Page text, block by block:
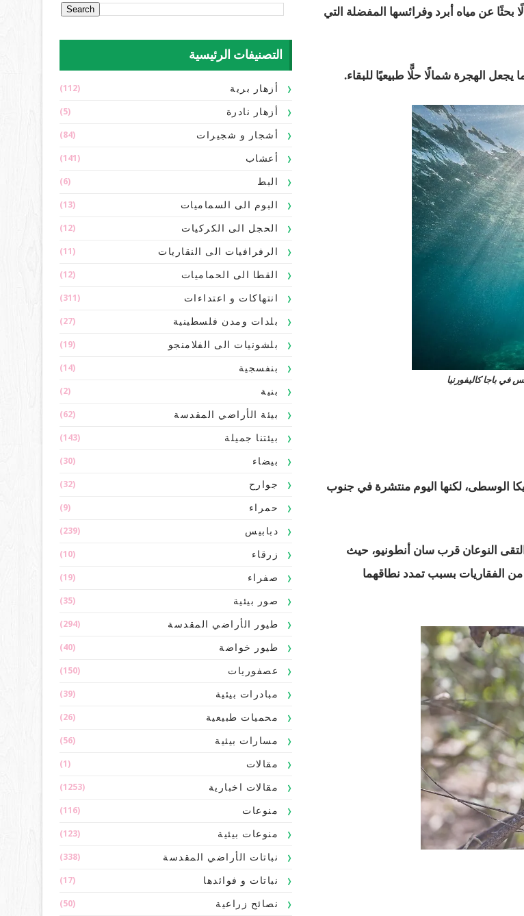
عن مياه أبرد وفرائسها المفضلة التي
يجعل الهجرة شمالًا حلًّا طبيعيًا للبقاء.
باجا كاليفورنيا
الوسطى، لكنها اليوم منتشرة في جنوب
النوعان قرب سان أنطونيو، حيث
الفقاريات بسبب تمدد نطاقهما
التصنيفات الرئيسية
أزهار برية (112)
أزهار نادرة (5)
أشجار و شجيرات (84)
أعشاب (141)
البط (6)
البوم الى السماميات (13)
الحجل الى الكركيات (12)
الرفرافيات الى النقاريات (11)
القطا الى الحماميات (12)
انتهاكات و اعتداءات (311)
بلدات ومدن فلسطينية (27)
بلشونيات الى الفلامنجو (19)
بنفسجية (14)
بنية (2)
بيئة الأراضي المقدسة (62)
بيئتنا جميلة (143)
بيضاء (30)
جوارح (32)
حمراء (9)
دبابيس (239)
زرقاء (10)
صفراء (19)
صور بيئية (35)
طيور الأراضي المقدسة (294)
طيور خواضة (40)
عصفوريات (150)
مبادرات بيئية (39)
محميات طبيعية (26)
مسارات بيئية (56)
مقالات (1)
مقالات اخبارية (1253)
منوعات (116)
منوعات بيئية (123)
نباتات الأراضي المقدسة (338)
نباتات و فوائدها (17)
نصائح زراعية (50)